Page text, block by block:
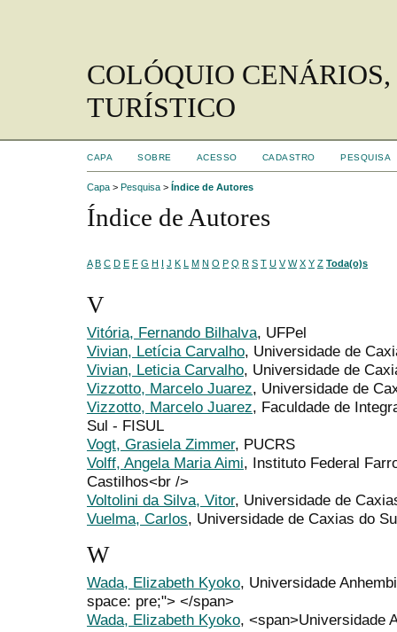
COLÓQUIO
TURÍSTICO
CAPA SOBRE ACESSO CADASTRO PESQUISA
Capa > Pesquisa > Índice de Autores
Índice de Autores
A B C D E F G H I J K L M N O P Q R S T U V W X Y Z Toda(o)s
V
Vitória, Fernando Bilhalva, UFPel
Vivian, Letícia Carvalho, Universidade de
Vivian, Leticia Carvalho, Universidade de
Vizzotto, Marcelo Juarez, Universidade de
Vizzotto, Marcelo Juarez, Faculdade de
Sul - FISUL
Vogt, Grasiela Zimmer, PUCRS
Volff, Angela Maria Aimi, Instituto Federal
Castilhos<br />
Voltolini da Silva, Vitor, Universidade de
Vuelma, Carlos, Universidade de Caxias do
W
Wada, Elizabeth Kyoko, Universidade
space: pre;"> </span>
Wada, Elizabeth Kyoko, <span>Universidade